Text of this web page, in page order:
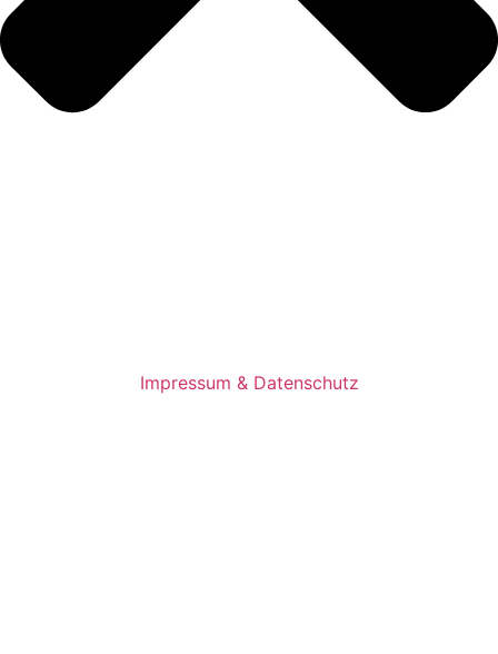
Impressum & Datenschutz